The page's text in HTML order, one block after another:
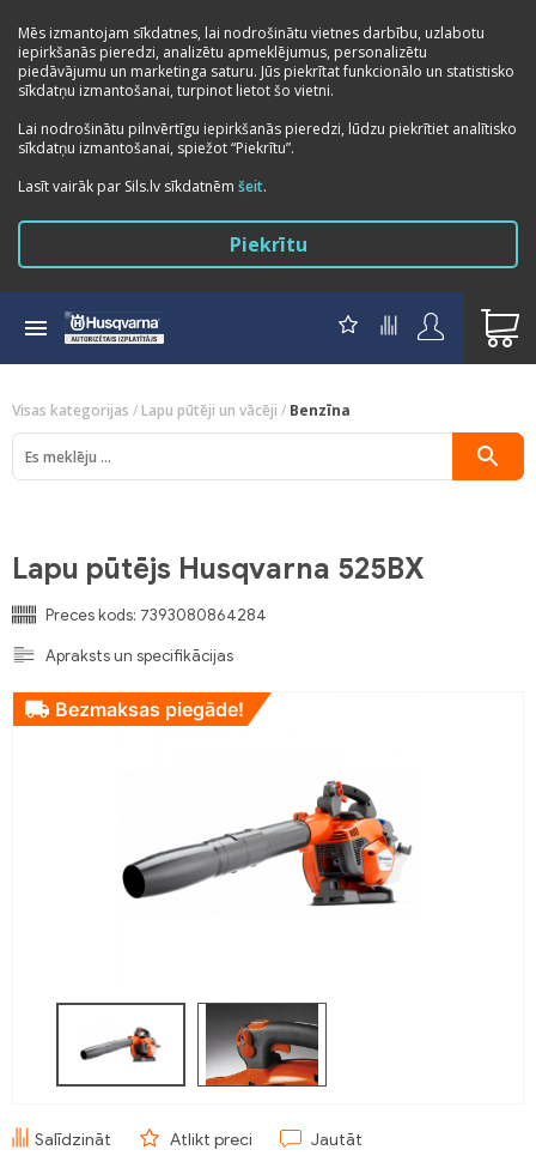
Mēs izmantojam sīkdatnes, lai nodrošinātu vietnes darbību, uzlabotu
iepirkšanās pieredzi, analizētu apmeklējumus, personalizētu
piedāvājumu un marketinga saturu. Jūs piekrītat funkcionālo un statistisko
sīkdatņu izmantošanai, turpinot lietot šo vietni.
Lai nodrošinātu pilnvērtīgu iepirkšanās pieredzi, lūdzu piekrītiet analītisko
sīkdatņu izmantošanai, spiežot “Piekrītu”.
Lasīt vairāk par Sils.lv sīkdatnēm šeit.
Piekrītu
Visas kategorijas / Lapu pūtēji un vācēji / Benzīna
Lapu pūtējs Husqvarna 525BX
Preces kods: 7393080864284
Apraksts un specifikācijas
Bezmaksas piegāde!
Previous
Salīdzināt Atlikt preci Jautāt